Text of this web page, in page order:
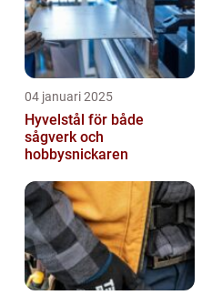
04 januari 2025
Hyvelstål för både
sågverk och
hobbysnickaren